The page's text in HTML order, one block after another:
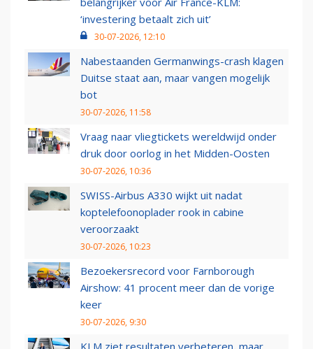
‘investering betaalt zich uit’
30-07-2026, 12:10
Nabestaanden Germanwings-crash klagen
Duitse staat aan, maar vangen mogelijk
bot
30-07-2026, 11:58
Vraag naar vliegtickets wereldwijd onder
druk door oorlog in het Midden-Oosten
30-07-2026, 10:36
SWISS-Airbus A330 wijkt uit nadat
koptelefoonoplader rook in cabine
veroorzaakt
30-07-2026, 10:23
Bezoekersrecord voor Farnborough
Airshow: 41 procent meer dan de vorige
keer
30-07-2026, 9:30
KLM ziet resultaten verbeteren, maar